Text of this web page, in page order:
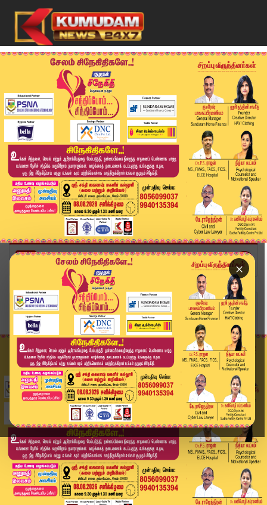
×
Home
வீடியோ ஸ்டோரி
காங்கிரஸ் வேட்பாளர் பிரசாரம்… கட்சியினர் எதிர்ப...